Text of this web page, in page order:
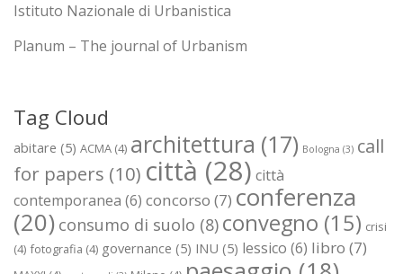
Istituto Nazionale di Urbanistica
Planum – The journal of Urbanism
Tag Cloud
abitare (5) ACMA (4) architettura (17) Bologna (3) call
for papers (10) città (28) città
contemporanea (6) concorso (7) conferenza
(20) consumo di suolo (8) convegno (15) crisi
(4) fotografia (4) governance (5) INU (5) lessico (6) libro (7)